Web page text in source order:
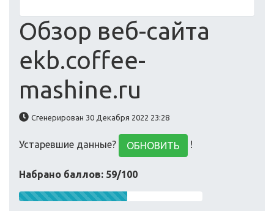
Обзор веб-сайта
ekb.coffee-
mashine.ru
Сгенерирован 30 Декабря 2022 23:28
Устаревшие данные? ОБНОВИТЬ !
Набрано баллов: 59/100